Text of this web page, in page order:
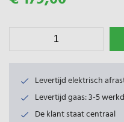
Levertijd elektrisch
Levertijd gaas: 3-5
De klant staat centraal